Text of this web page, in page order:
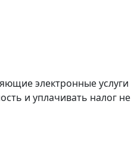
электронные услуги
и уплачивать налог не